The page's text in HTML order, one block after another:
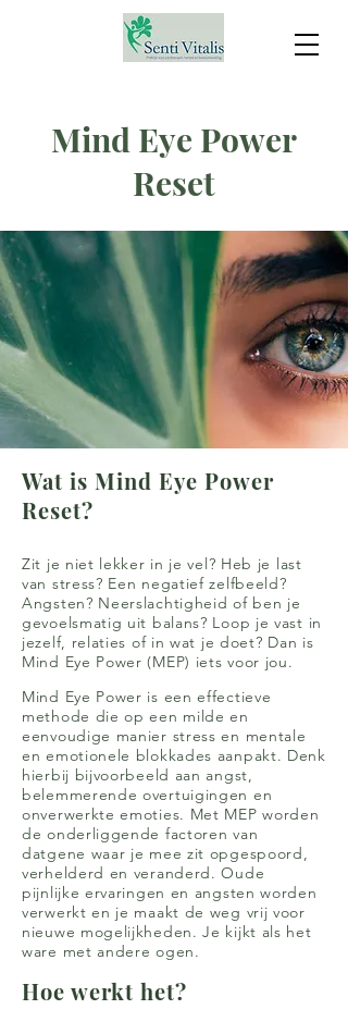
Mind Eye Power
Reset
Wat is Mind Eye Power
Reset?
Zit je niet lekker in je vel? Heb je last
van stress? Een negatief zelfbeeld?
Angsten? Neerslachtigheid of ben je
gevoelsmatig uit balans? Loop je vast in
jezelf, relaties of in wat je doet? Dan is
Mind Eye Power (MEP) iets voor jou.
Mind Eye Power is een effectieve
methode die op een milde en
eenvoudige manier stress en mentale
en emotionele blokkades aanpakt. Denk
hierbij bijvoorbeeld aan angst,
belemmerende overtuigingen en
onverwerkte emoties. Met MEP worden
de onderliggende factoren van
datgene waar je mee zit opgespoord,
verhelderd en veranderd. Oude
pijnlijke ervaringen en angsten worden
verwerkt en je maakt de weg vrij voor
nieuwe mogelijkheden. Je kijkt als het
ware met andere ogen.
Hoe werkt het?